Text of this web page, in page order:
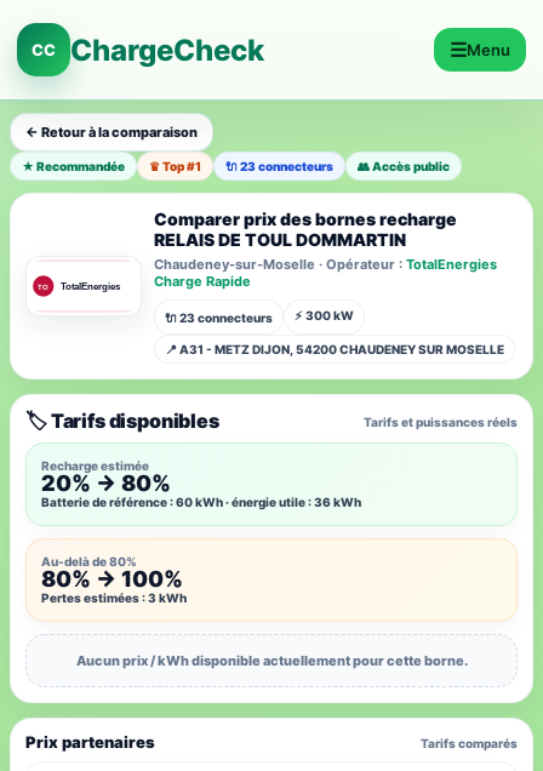
CC ChargeCheck ☰Menu
← Retour à la comparaison
★ Recommandée ♛ Top #1 🔌 23 connecteurs 👥 Accès public
Comparer prix des bornes recharge
RELAIS DE TOUL DOMMARTIN
Chaudeney-sur-Moselle · Opérateur : TotalEnergies
Charge Rapide
🔌 23 connecteurs ⚡ 300 kW
📍 A31 - METZ DIJON, 54200 CHAUDENEY SUR MOSELLE
🏷️ Tarifs disponibles Tarifs et puissances réels
Recharge estimée
20% → 80%
Batterie de référence : 60 kWh · énergie utile : 36 kWh
Au-delà de 80%
80% → 100%
Pertes estimées : 3 kWh
Aucun prix / kWh disponible actuellement pour cette borne.
Prix partenaires Tarifs comparés